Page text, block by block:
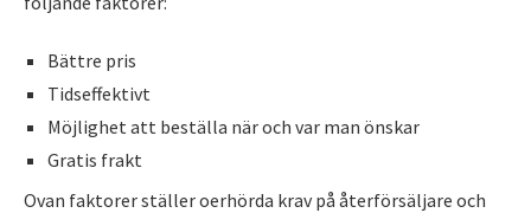
Bättre pris
Tidseffektivt
Möjlighet att beställa när och var man önskar
Gratis frakt
Ovan faktorer ställer oerhörda krav på återförsäljare och